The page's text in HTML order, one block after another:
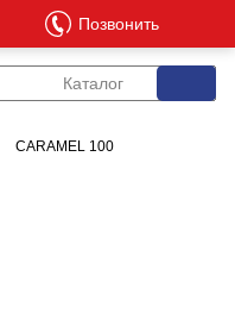
Каталог
CARAMEL 100
Позвонить